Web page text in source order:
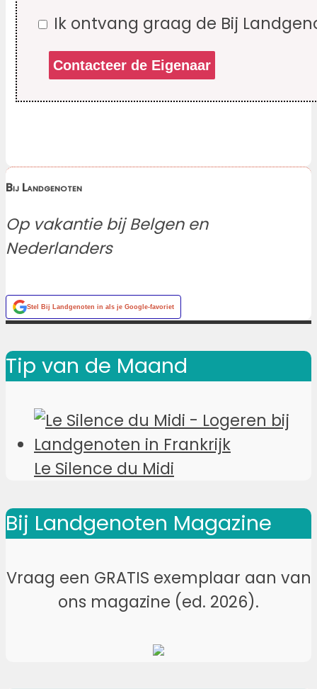
Ik ontvang graag de Bij
Bij Landgenoten
Op vakantie bij Belgen en
Nederlanders
Stel Bij Landgenoten in als je Google-favoriet
Tip van de Maand
Le Silence du Midi
Bij Landgenoten Magazine
Vraag een GRATIS exemplaar aan van
ons magazine (ed. 2026).